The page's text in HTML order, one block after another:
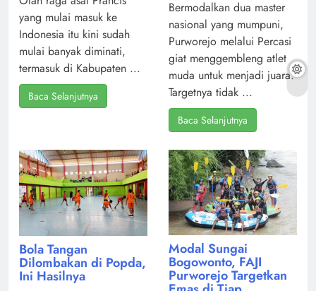
yang mulai masuk ke
Indonesia itu kini sudah
mulai banyak diminati,
termasuk di Kabupaten ...
Baca Selanjutnya
Bermodalkan dua master
nasional yang mumpuni,
Purworejo melalui Percasi
giat menggembleng atlet
muda untuk menjadi juara.
Targetnya tidak ...
Baca Selanjutnya
Bola Tangan
Dilombakan di Popda,
Ini Hasilnya
Modal Sungai
Bogowonto, FAJI
Purworejo Targetkan